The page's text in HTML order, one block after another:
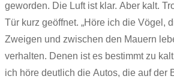
geworden. Die Luft ist klar. Aber kalt.
Tür kurz geöffnet. „Höre ich die Vögel,
Zweigen und zwischen den Mauern
verhalten. Denen ist es bestimmt zu
ich höre deutlich die Autos, die auf der